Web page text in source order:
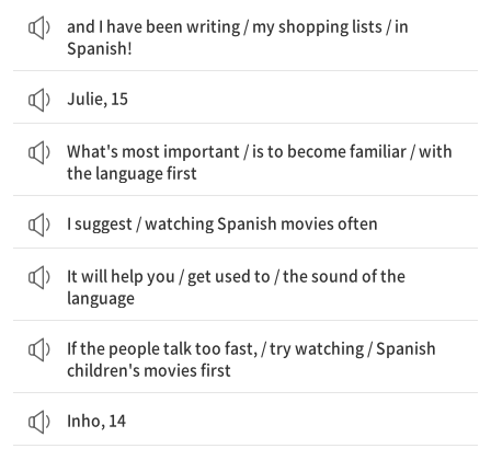
and I have been writing / my shopping lists / in
Spanish!
Julie, 15
What's most important / is to become familiar / with
the language first
I suggest / watching Spanish movies often
It will help you / get used to / the sound of the
language
If the people talk too fast, / try watching / Spanish
children's movies first
Inho, 14